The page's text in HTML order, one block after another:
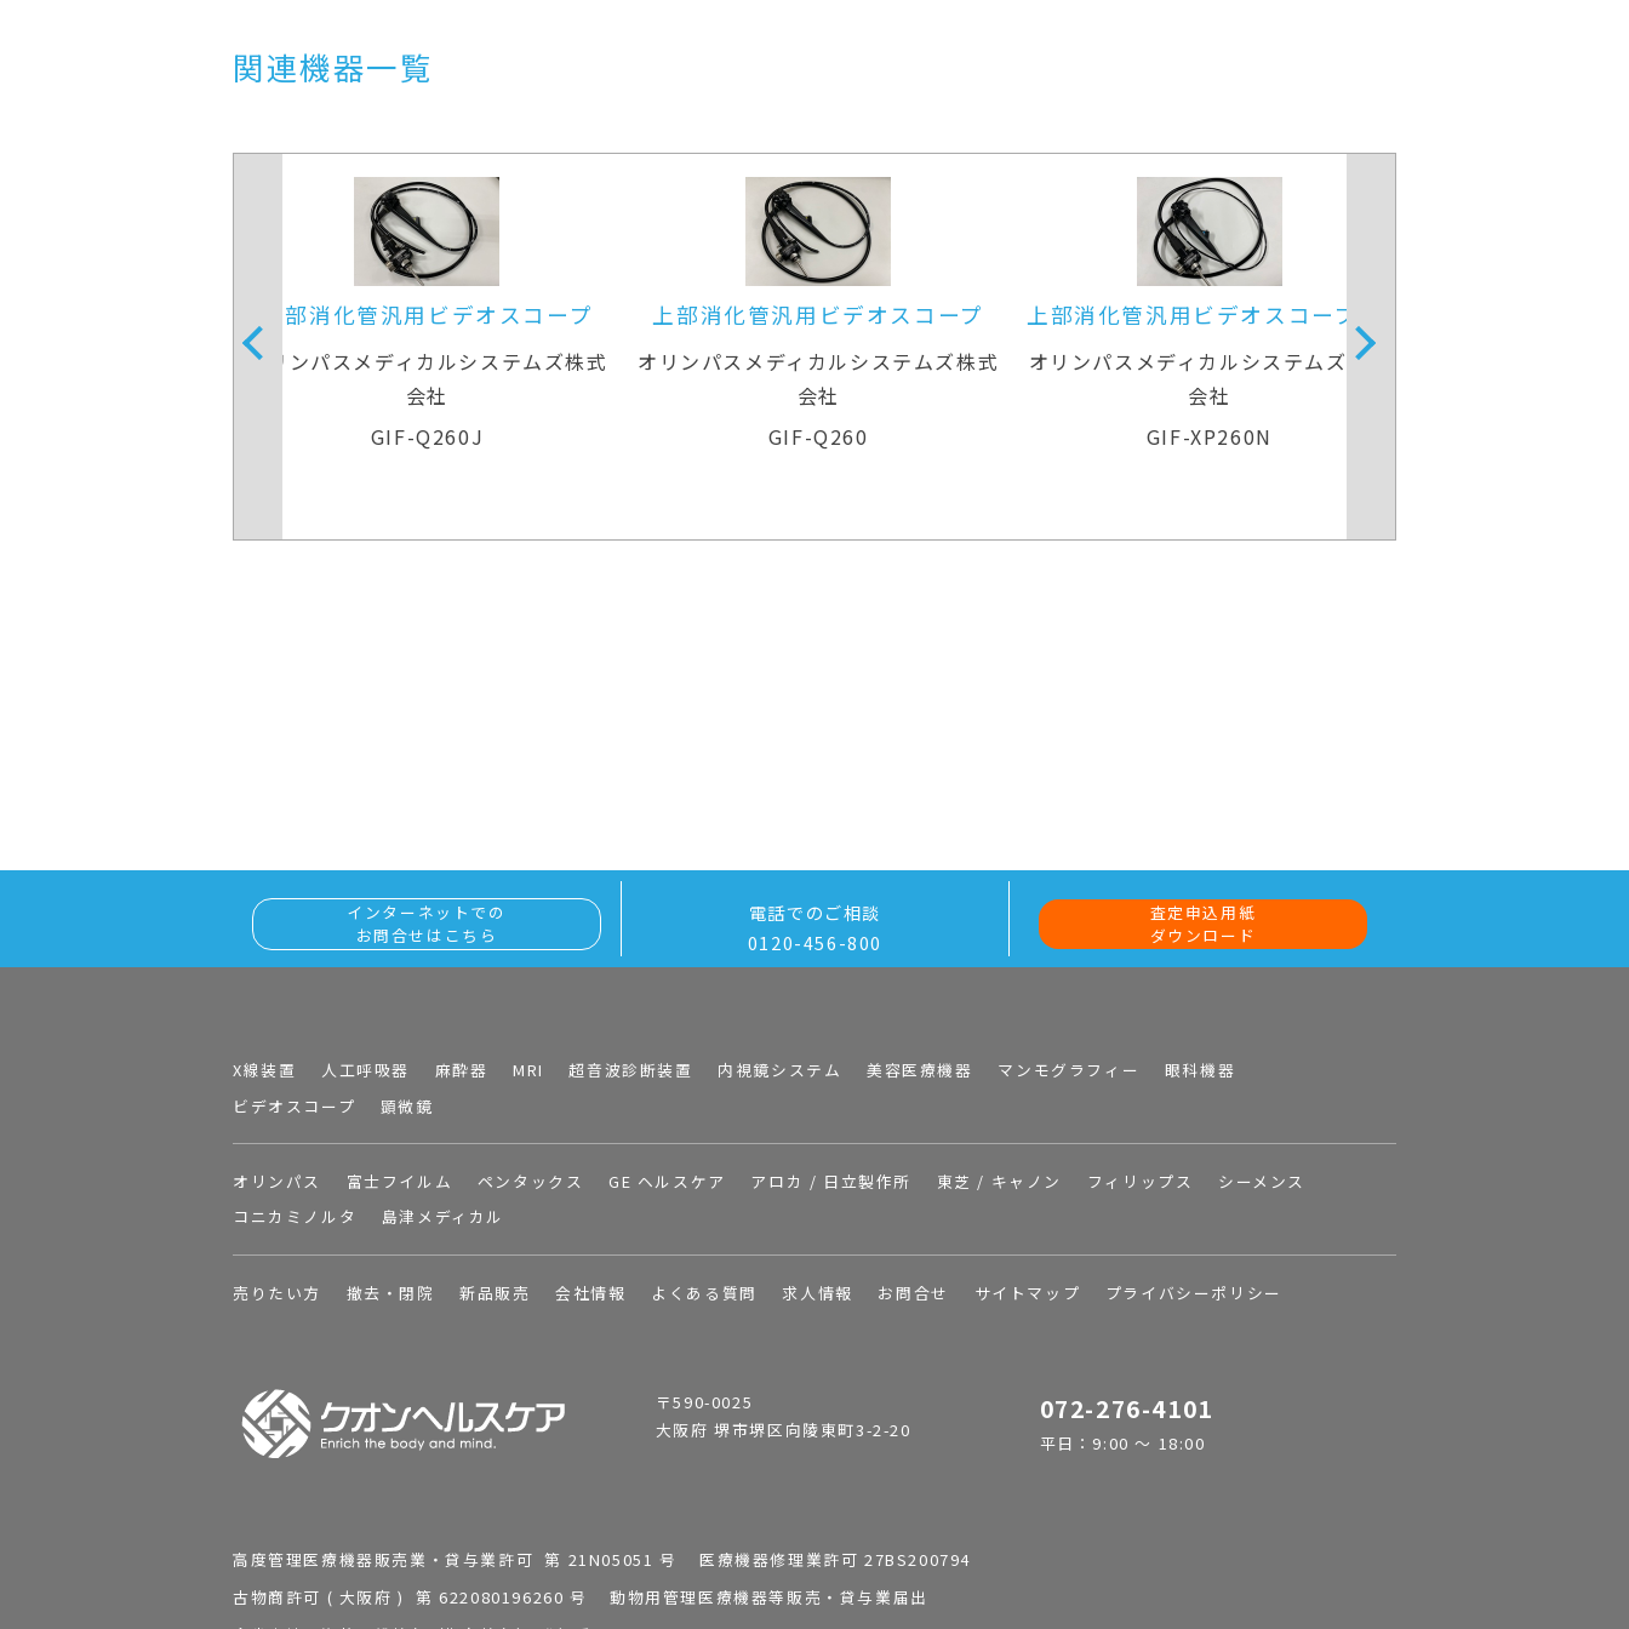
関連機器一覧
ディカルシステムズ株式
上部消化管汎用ビデオスコープ
オリンパスメディカルシステムズ株式
GIF-Q260
上部消化管汎用ビデオスコープ(径
鼻対応)
オリンパスメディカルシステムズ株式
GIF-XP260N
上部消化管汎用ビデオスコープ
オリンパスメディカルシステムズ株式
GIF-H260
インターネットでの
お問合せはこちら
電話でのご相談
0120-456-800
査定申込用紙
ダウンロード
X線装置 人工呼吸器 麻酔器 MRI 超音波診断装置 内視鏡システム 美容医療機器 マンモグラフィー
眼科機器
ビデオスコープ
顕微鏡
オリンパス 富士フイルム ペンタックス GE ヘルスケア アロカ / 日立製作所 東芝 / キャノン フィリップス
シーメンス
コニカミノルタ
島津メディカル
売りたい方 撤去・閉院 新品販売 会社情報 よくある質問 求人情報 お問合せ サイトマップ プライバシーポリシー
〒590-0025
大阪府 堺市堺区向陵東町3-2-20
072-276-4101
平日：9:00 ～ 18:00
高度管理医療機器販売業・貸与業許可 第 21N05051 号 医療機器修理業許可 27BS200794
古物商許可 ( 大阪府 ) 第 622080196260 号 動物用管理医療機器等販売・貸与業届出